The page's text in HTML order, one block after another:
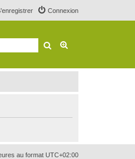
Connexion
Rechercher
au format UTC+02:00